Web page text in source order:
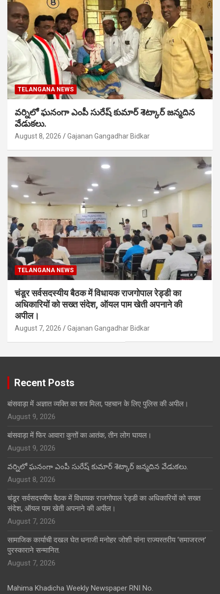
TELANGANA NEWS
వర్నిలో ఘనంగా ఎంపీ సురేష్ కుమార్ శెట్కార్ జన్మదిన
వేడుకలు.
August 8, 2026 Gajanan Gangadhar Bidkar
TELANGANA NEWS
चंडूर सर्वसदस्यीय बैठक में विधायक राजगोपाल रेड्डी का
अधिकारियों को सख्त संदेश, ऑयल पाम खेती अपनाने की
अपील।
August 7, 2026 Gajanan Gangadhar Bidkar
Recent Posts
बांसवाड़ा में अज्ञात व्यक्ति का शव मिला, पहचान के लिए पुलिस की अपील।
August 9, 2026
बांसवाड़ा में फिर आवारा कुत्तों का आतंक, तीन लोग घायल।
August 9, 2026
వర్నిలో ఘనంగా ఎంపీ సురేష్ కుమార్ శెట్కార్ జన్మదిన వేడుకలు.
August 8, 2026
चंडूर सर्वसदस्यीय बैठक में विधायक राजगोपाल रेड्डी का अधिकारियों को सख्त
संदेश, ऑयल पाम खेती अपनाने की अपील।
August 7, 2026
सामाजिक कार्याची दखल घेत धनाजी मनोहर जोशी यांना राज्यस्तरीय ‘समाजरत्न’
पुरस्काराने सन्मानित.
August 7, 2026
Mahima Khadicha Weekly Newspaper RNI No.